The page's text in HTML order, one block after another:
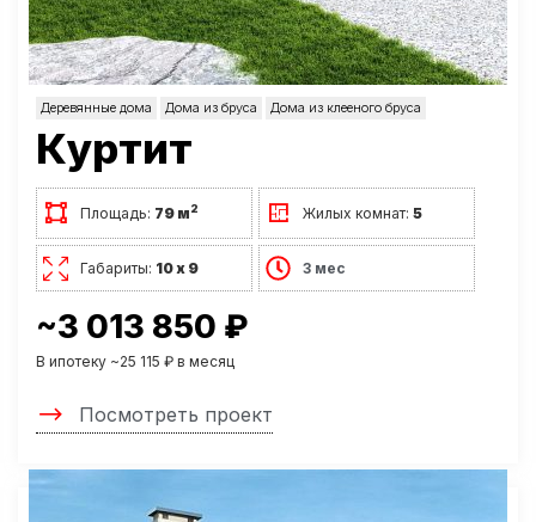
Деревянные дома Дома из бруса Дома из клееного бруса
Куртит
Площадь: 79 м2 Жилых комнат:5
Габариты: 10 х 9 3 мес
~3 013 850 ₽
В ипотеку ~25 115 ₽ в месяц
Посмотреть проект